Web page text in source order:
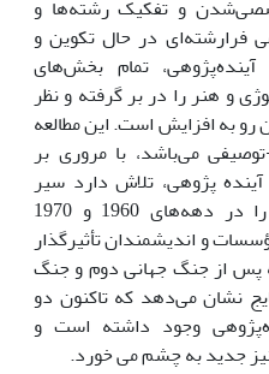
و تفکیک رشته‌‌ها و
فرارشته‌ای در حال تکوین و
تمام بخش‌های
و هنر را در بر گرفته و نظر
به افزایش است. این مطالعه
می‌باشد، با مروری بر
پژوهی، تلاش دارد سیر
تحولات فرارشته آینده‌پژوهی را در دهه­‌های 1960 و 1970
و اندیشمندان تأثیرگذار
پس از جنگ جهانی دوم و جنگ
نشان می‌دهد که تاکنون دو
وجود داشته است و
نیز جدید به چشم می خورد.